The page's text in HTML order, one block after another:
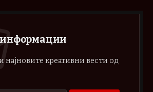
информации
најновите креативни вести од